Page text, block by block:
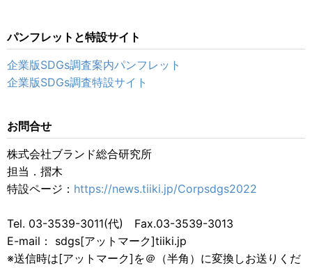
パンフレットと特設サイト
企業版SDGs調査案内パンフレット
企業版SDGs調査特設サイト
お問合せ
株式会社ブランド総合研究所
担当．摺木
特設ページ： https://news.tiiki.jp/Corpsdgs2022
Tel. 03-3539-3011(代) Fax.03-3539-3013
E-mail： sdgs[アットマーク]tiiki.jp
※送信時は[アットマーク]を＠（半角）に変換しお送りくだ